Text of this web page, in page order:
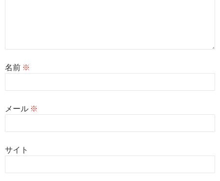
名前 ※
メール ※
サイト